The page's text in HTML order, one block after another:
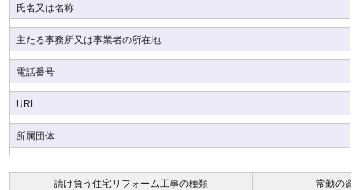
氏名又は名称
主たる事務所又は事業者の所在地
電話番号
URL
所属団体
請け負う住宅リフォーム工事の種類 常勤の資